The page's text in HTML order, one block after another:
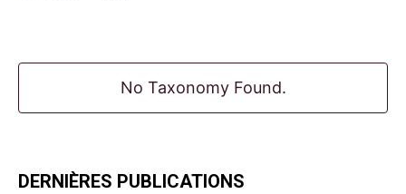
No Taxonomy Found.
DERNIÈRES PUBLICATIONS